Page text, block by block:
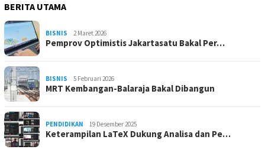
BERITA UTAMA
BISNIS 2 Maret 2026
Pemprov Optimistis Jakartasatu Bakal Per…
BISNIS 5 Februari 2026
MRT Kembangan-Balaraja Bakal Dibangun
PENDIDIKAN 19 Desember 2025
Keterampilan LaTeX Dukung Analisa dan Pe…